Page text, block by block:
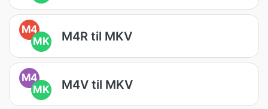
M4
MK
M4R til MKV
M4
MK
M4V til MKV